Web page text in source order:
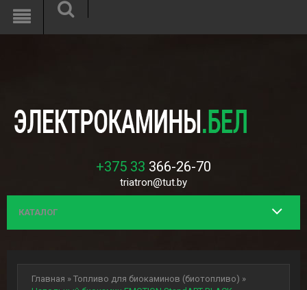
: Function mcrypt_create_iv() is deprecated in
/var/www/h108956/data/www/interflame.by/system/library/
+375 33 366-26-70
triatron@tut.by
КАТАЛОГ
Главная » Топливо для биокаминов (биотопливо) »